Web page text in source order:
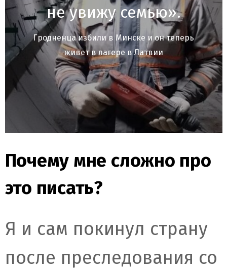
не увижу семью».
Гродненца избили в Минске и он теперь
живет в лагере в Латвии
Почему мне сложно про
это писать?
Я и сам покинул страну
после преследования со